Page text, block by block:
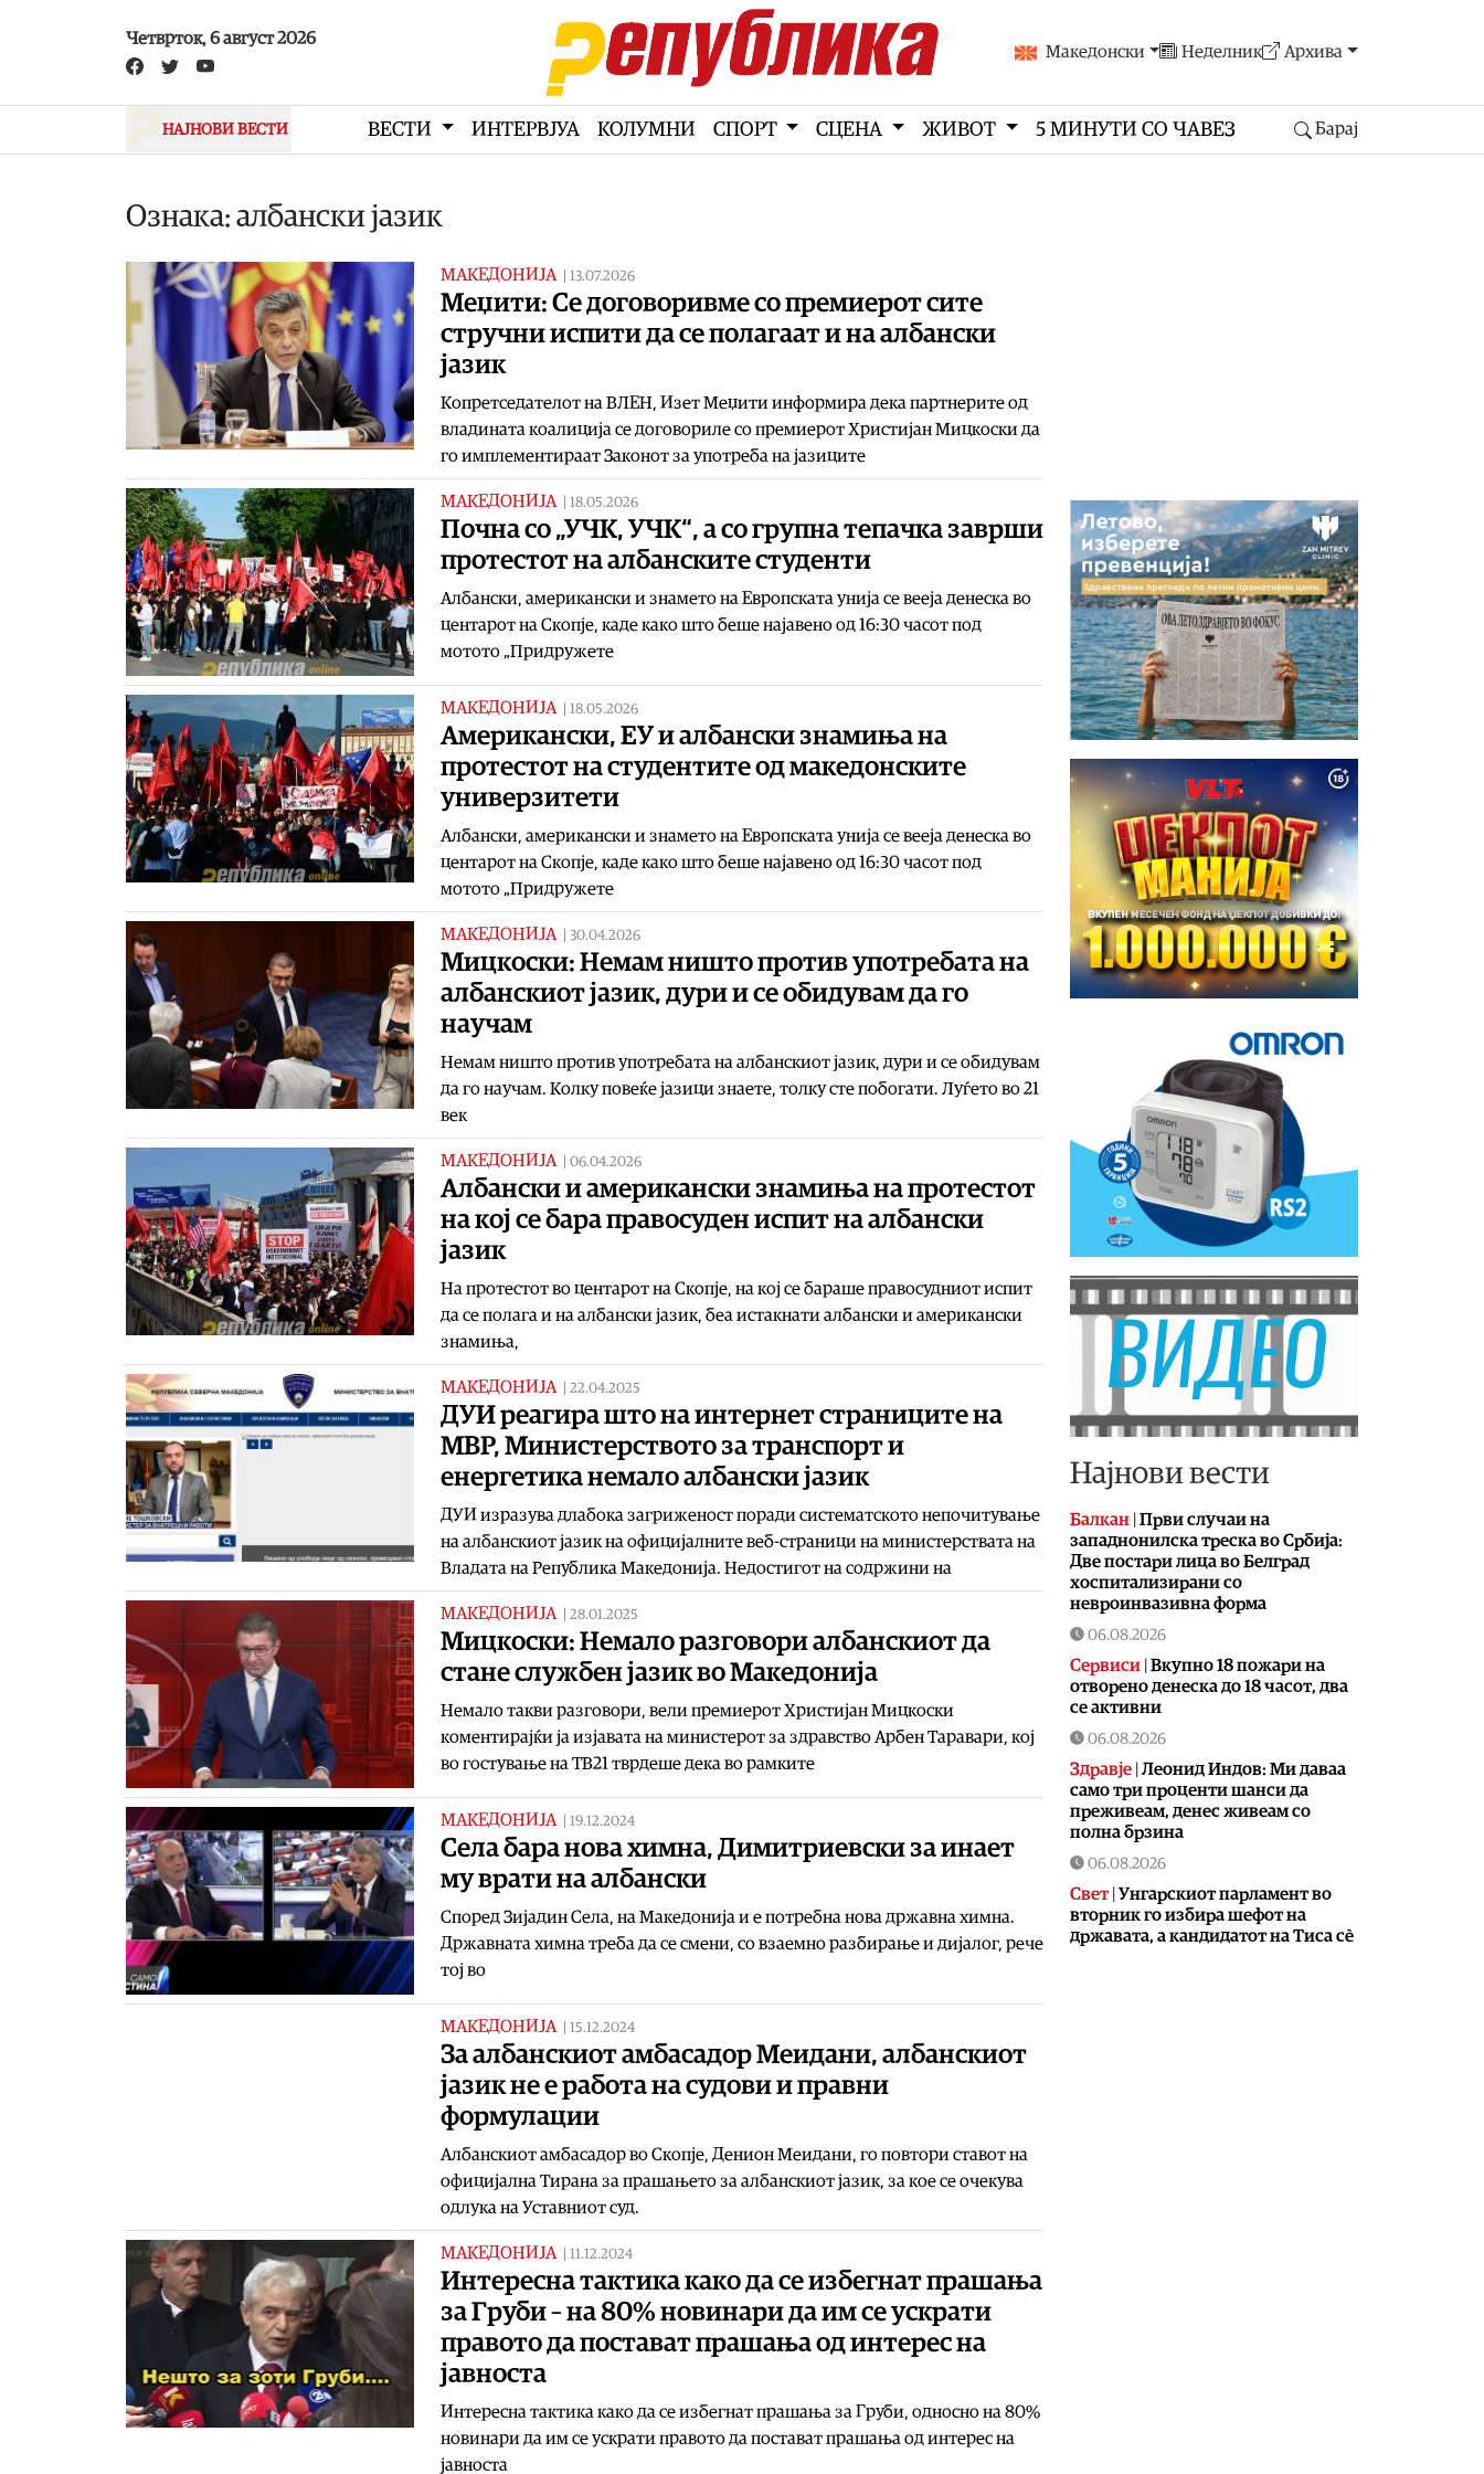
Четврток, 6 август 2026
Македонски Неделник Архива
НАЈНОВИ ВЕСТИ ВЕСТИ ИНТЕРВЈУА КОЛУМНИ СПОРТ СЦЕНА ЖИВОТ 5 МИНУТИ СО ЧАВЕЗ Барај
Ознака: албански јазик
МАКЕДОНИЈА | 13.07.2026
Меџити: Се договоривме со премиерот сите
стручни испити да се полагаат и на албански
јазик
Копретседателот на ВЛЕН, Изет Меџити информира дека партнерите од
владината коалиција се договориле со премиерот Христијан Мицкоски да
го имплементираат Законот за употреба на јазиците
МАКЕДОНИЈА | 18.05.2026
Почна со „УЧК, УЧК“, а со групна тепачка заврши
протестот на албанските студенти
Албански, американски и знамето на Европската унија се вееја денеска во
центарот на Скопје, каде како што беше најавено од 16:30 часот под
мотото „Придружете
МАКЕДОНИЈА | 18.05.2026
Американски, ЕУ и албански знамиња на
протестот на студентите од македонските
универзитети
Албански, американски и знамето на Европската унија се вееја денеска во
центарот на Скопје, каде како што беше најавено од 16:30 часот под
мотото „Придружете
МАКЕДОНИЈА | 30.04.2026
Мицкоски: Немам ништо против употребата на
албанскиот јазик, дури и се обидувам да го
научам
Немам ништо против употребата на албанскиот јазик, дури и се обидувам
да го научам. Колку повеќе јазици знаете, толку сте побогати. Луѓето во 21
век
МАКЕДОНИЈА | 06.04.2026
Албански и американски знамиња на протестот
на кој се бара правосуден испит на албански
јазик
На протестот во центарот на Скопје, на кој се бараше правосудниот испит
да се полага и на албански јазик, беа истакнати албански и американски
знамиња,
МАКЕДОНИЈА | 22.04.2025
ДУИ реагира што на интернет страниците на
МВР, Министерството за транспорт и
енергетика немало албански јазик
ДУИ изразува длабока загриженост поради систематското непочитување
на албанскиот јазик на официјалните веб-страници на министерствата на
Владата на Република Македонија. Недостигот на содржини на
МАКЕДОНИЈА | 28.01.2025
Мицкоски: Немало разговори албанскиот да
стане службен јазик во Македонија
Немало такви разговори, вели премиерот Христијан Мицкоски
коментирајќи ја изјавата на министерот за здравство Арбен Таравари, кој
во гостување на ТВ21 тврдеше дека во рамките
МАКЕДОНИЈА | 19.12.2024
Села бара нова химна, Димитриевски за инает
му врати на албански
Според Зијадин Села, на Македонија и е потребна нова државна химна.
Државната химна треба да се смени, со взаемно разбирање и дијалог, рече
тој во
МАКЕДОНИЈА | 15.12.2024
За албанскиот амбасадор Меидани, албанскиот
јазик не е работа на судови и правни
формулации
Албанскиот амбасадор во Скопје, Денион Меидани, го повтори ставот на
официјална Тирана за прашањето за албанскиот јазик, за кое се очекува
одлука на Уставниот суд.
МАКЕДОНИЈА | 11.12.2024
Интересна тактика како да се избегнат прашања
за Груби – на 80% новинари да им се ускрати
правото да постават прашања од интерес на
јавноста
Интересна тактика како да се избегнат прашања за Груби, односно на 80%
новинари да им се ускрати правото да постават прашања од интерес на
јавноста
Најнови вести
Балкан | Први случаи на
западнонилска треска во Србија:
Две постари лица во Белград
хоспитализирани со
невроинвазивна форма
06.08.2026
Сервиси | Вкупно 18 пожари на
отворено денеска до 18 часот, два
се активни
06.08.2026
Здравје | Леонид Индов: Ми даваа
само три проценти шанси да
преживеам, денес живеам со
полна брзина
06.08.2026
Свет| Унгарскиот парламент во
вторник го избира шефот на
државата, а кандидатот на Тиса сè